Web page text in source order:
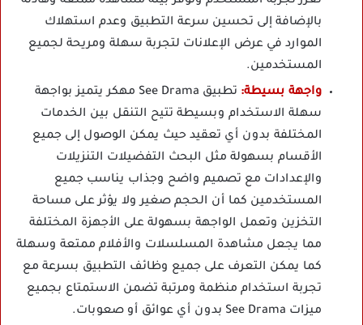
بالإضافة إلى تحسين سرعة التطبيق وعدم استهلاك
الموارد في عرض الإعلانات لتجربة سهلة ومريحة لجميع
المستخدمين.
واجهة بسيطة:
تطبيق See Drama مهكر يتميز بواجهة
سهلة الاستخدام وبسيطة تتيح التنقل بين الخدمات
المختلفة بدون أي تعقيد حيث يمكن الوصول إلى جميع
الأقسام بسهولة مثل البحث التفضيلات التنزيلات
والإعدادات مع تصميم واضح وجذاب يناسب جميع
المستخدمين كما أن الحجم صغير ولا يؤثر على مساحة
التخزين وتعمل الواجهة بسهولة على الأجهزة المختلفة
مما يجعل مشاهدة المسلسلات والأفلام ممتعة وسهلة
كما يمكن التعرف على جميع وظائف التطبيق بسرعة مع
تجربة استخدام منظمة ومرتبة تضمن الاستمتاع بجميع
ميزات See Drama بدون أي عوائق أو صعوبات.